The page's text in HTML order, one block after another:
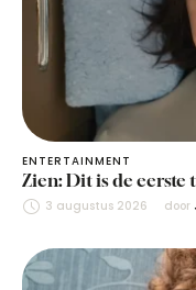
ENTERTAINMENT
Zien: Dit is de
3 augustus 2026 door